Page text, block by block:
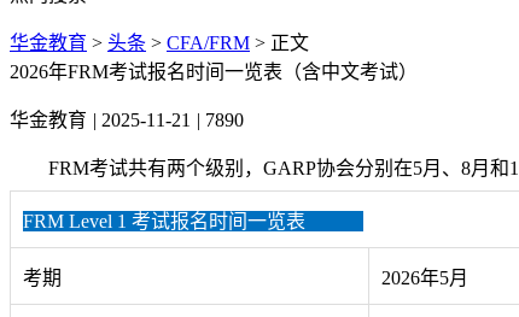
华金教育 > 头条 > CFA/FRM > 正文
2026年FRM考试报名时间一览表（含中文考试）
华金教育 | 2025-11-21 | 7890
FRM考试共有两个级别，GARP协会分别在5月、8月和
FRM Level 1 考试报名时间一览表
考期 2026年5月